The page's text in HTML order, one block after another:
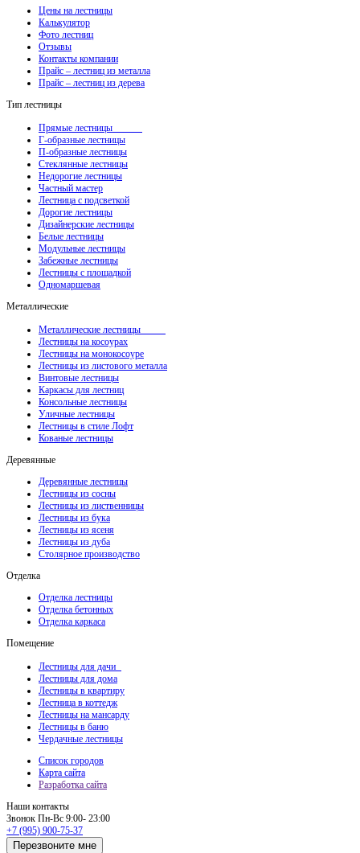
Цены на лестницы
Калькулятор
Фото лестниц
Отзывы
Контакты компании
Прайс – лестниц из металла
Прайс – лестниц из дерева
Тип лестницы
Прямые лестницы
Г-образные лестницы
П-образные лестницы
Стеклянные лестницы
Недорогие лестницы
Частный мастер
Лестница с подсветкой
Дорогие лестницы
Дизайнерские лестницы
Белые лестницы
Модульные лестницы
Забежные лестницы
Лестницы с площадкой
Одномаршевая
Металлические
Металлические лестницы
Лестницы на косоурах
Лестницы на монокосоуре
Лестницы из листового металла
Винтовые лестницы
Каркасы для лестниц
Консольные лестницы
Уличные лестницы
Лестницы в стиле Лофт
Кованые лестницы
Деревянные
Деревянные лестницы
Лестницы из сосны
Лестницы из лиственницы
Лестницы из бука
Лестницы из ясеня
Лестницы из дуба
Столярное производство
Отделка
Отделка лестницы
Отделка бетонных
Отделка каркаса
Помещение
Лестницы для дачи
Лестницы для дома
Лестницы в квартиру
Лестница в коттедж
Лестницы на мансарду
Лестницы в баню
Чердачные лестницы
Список городов
Карта сайта
Разработка сайта
Наши контакты
Звонок Пн-Вс 9:00- 23:00
+7 (995) 900-75-37
Перезвоните мне